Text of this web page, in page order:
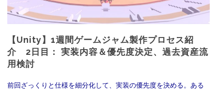
【Unity】1週間ゲームジャム製作プロセス紹
介 2日目： 実装内容＆優先度決定、過去資産流
用検討
前回ざっくりと仕様を細分化して、実装の優先度を決める。ある